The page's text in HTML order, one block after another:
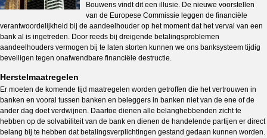
Bouwens vindt dit een illusie. De nieuwe voorstellen
van de Europese Commissie leggen de financiële
verantwoordelijkheid bij de aandeelhouder op het moment dat het verval van een
bank al is ingetreden. Door reeds bij dreigende betalingsproblemen
aandeelhouders vermogen bij te laten storten kunnen we ons banksysteem tijdig
beveiligen tegen onafwendbare financiële destructie.
Herstelmaatregelen
Er moeten de komende tijd maatregelen worden getroffen die het vertrouwen in
banken en vooral tussen banken en beleggers in banken niet van de ene of de
ander dag doet verdwijnen. Daartoe dienen alle belanghebbenden zicht te
hebben op de solvabiliteit van de bank en dienen de handelende partijen er direct
belang bij te hebben dat betalingsverplichtingen gestand gedaan kunnen worden.